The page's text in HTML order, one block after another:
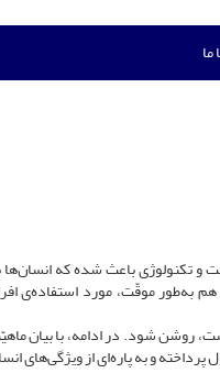
تکنولوژی باعث شده که انسان‌ها
به‌طور موقّت، مورد استفاده‌ی
روشن شود. در ادامه، با بیان
و به پاره‌ای از ویژگی‌های